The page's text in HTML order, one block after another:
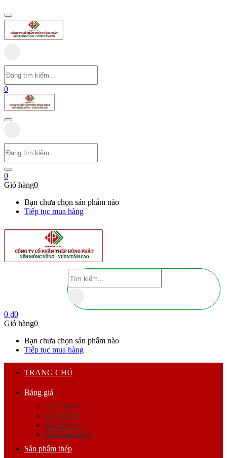
0
0
Giỏ hàng0
Bạn chưa chọn sản phẩm nào
Tiếp tục mua hàng
0 ₫0
Giỏ hàng0
Bạn chưa chọn sản phẩm nào
Tiếp tục mua hàng
TRANG CHỦ
Bảng giá
Giá Thép I
Giá thép H
Giá thép U
Giá Thép Hộp
Sản phẩm thép